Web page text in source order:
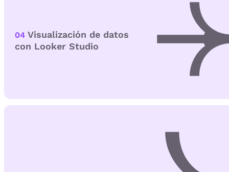
04 Visualización de datos
con Looker Studio